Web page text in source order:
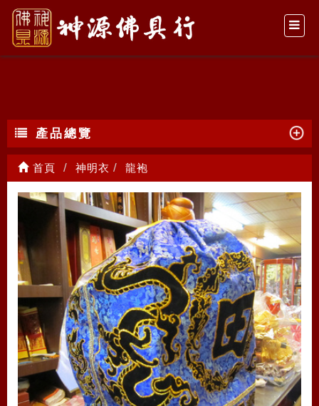
龍袍
產品總覽
首頁 神明衣 龍袍